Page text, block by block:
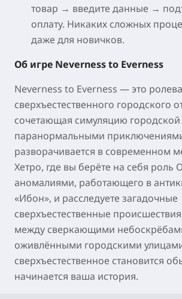
товар → введите данные →
оплату. Никаких сложных
даже для новичков.
Об игре Neverness to Everness
Neverness to Everness — это
сверхъестественного городского
сочетающая симуляцию
паранормальными
разворачивается в современном
Хетро, где вы берёте на себя роль
аномалиями, работающего в
«Ибон», и расследуете загадочные
сверхъестественные
между сверкающими
оживлёнными городскими
сверхъестественное становится
начинается ваша история.